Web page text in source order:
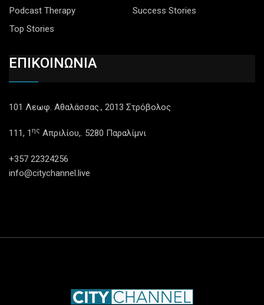
Podcast Therapy
Success Stories
Top Stories
ΕΠΙΚΟΙΝΩΝΙΑ
101 Λεωφ. Αθαλάσσας., 2013 Στρόβολος
111, 1 ης Απριλίου,. 5280 Παραλίμνι
+357 22324256
info@citychannel.live